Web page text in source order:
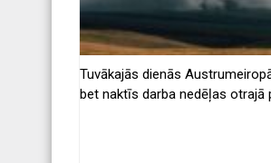
Tuvākajās dienās
bet naktīs darba nedēļas
speciāliste Makarova